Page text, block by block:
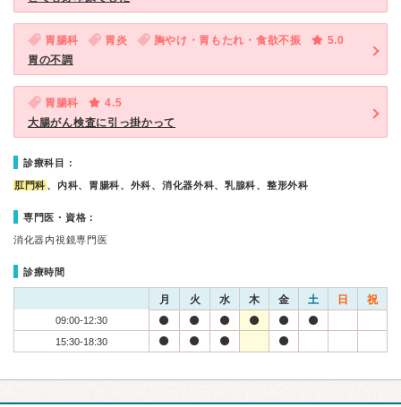
胃腸科 胃炎 胸やけ・胃もたれ・食欲不振
5.0
胃の不調
胃腸科
4.5
大腸がん検査に引っ掛かって
診療科目：
肛門科 、内科、胃腸科、外科、消化器外科、乳腺科、整形外科
専門医・資格：
消化器内視鏡専門医
診療時間
月 火 水 木 金 土 日 祝
09:00-12:30
15:30-18:30